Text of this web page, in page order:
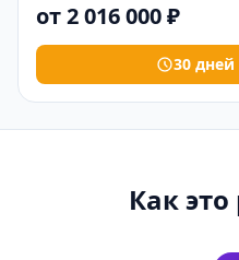
от 2 016 000 ₽
30 дней
Как